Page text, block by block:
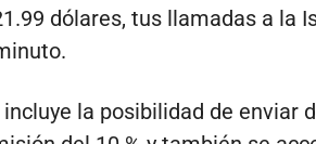
dólares, tus llamadas a la
la posibilidad de enviar